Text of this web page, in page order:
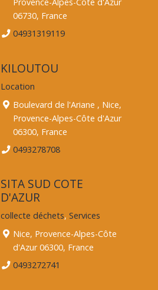
Provence-Alpes-Côte d'Azur
06730, France
04931319119
KILOUTOU
Location
Boulevard de l'Ariane , Nice,
Provence-Alpes-Côte d'Azur
06300, France
0493278708
SITA SUD COTE
D'AZUR
collecte déchets, Services
Nice, Provence-Alpes-Côte
d'Azur 06300, France
0493272741